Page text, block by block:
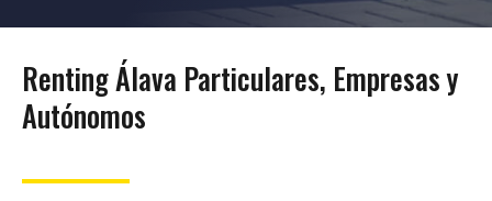
Renting Álava Particulares, Empresas y
Autónomos